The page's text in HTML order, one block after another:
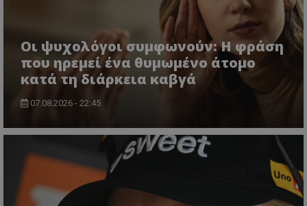
Οι ψυχολόγοι συμφωνούν: Η φράση
που ηρεμεί ένα θυμωμένο άτομο
κατά τη διάρκεια καβγά
07.08.2026 - 22:45